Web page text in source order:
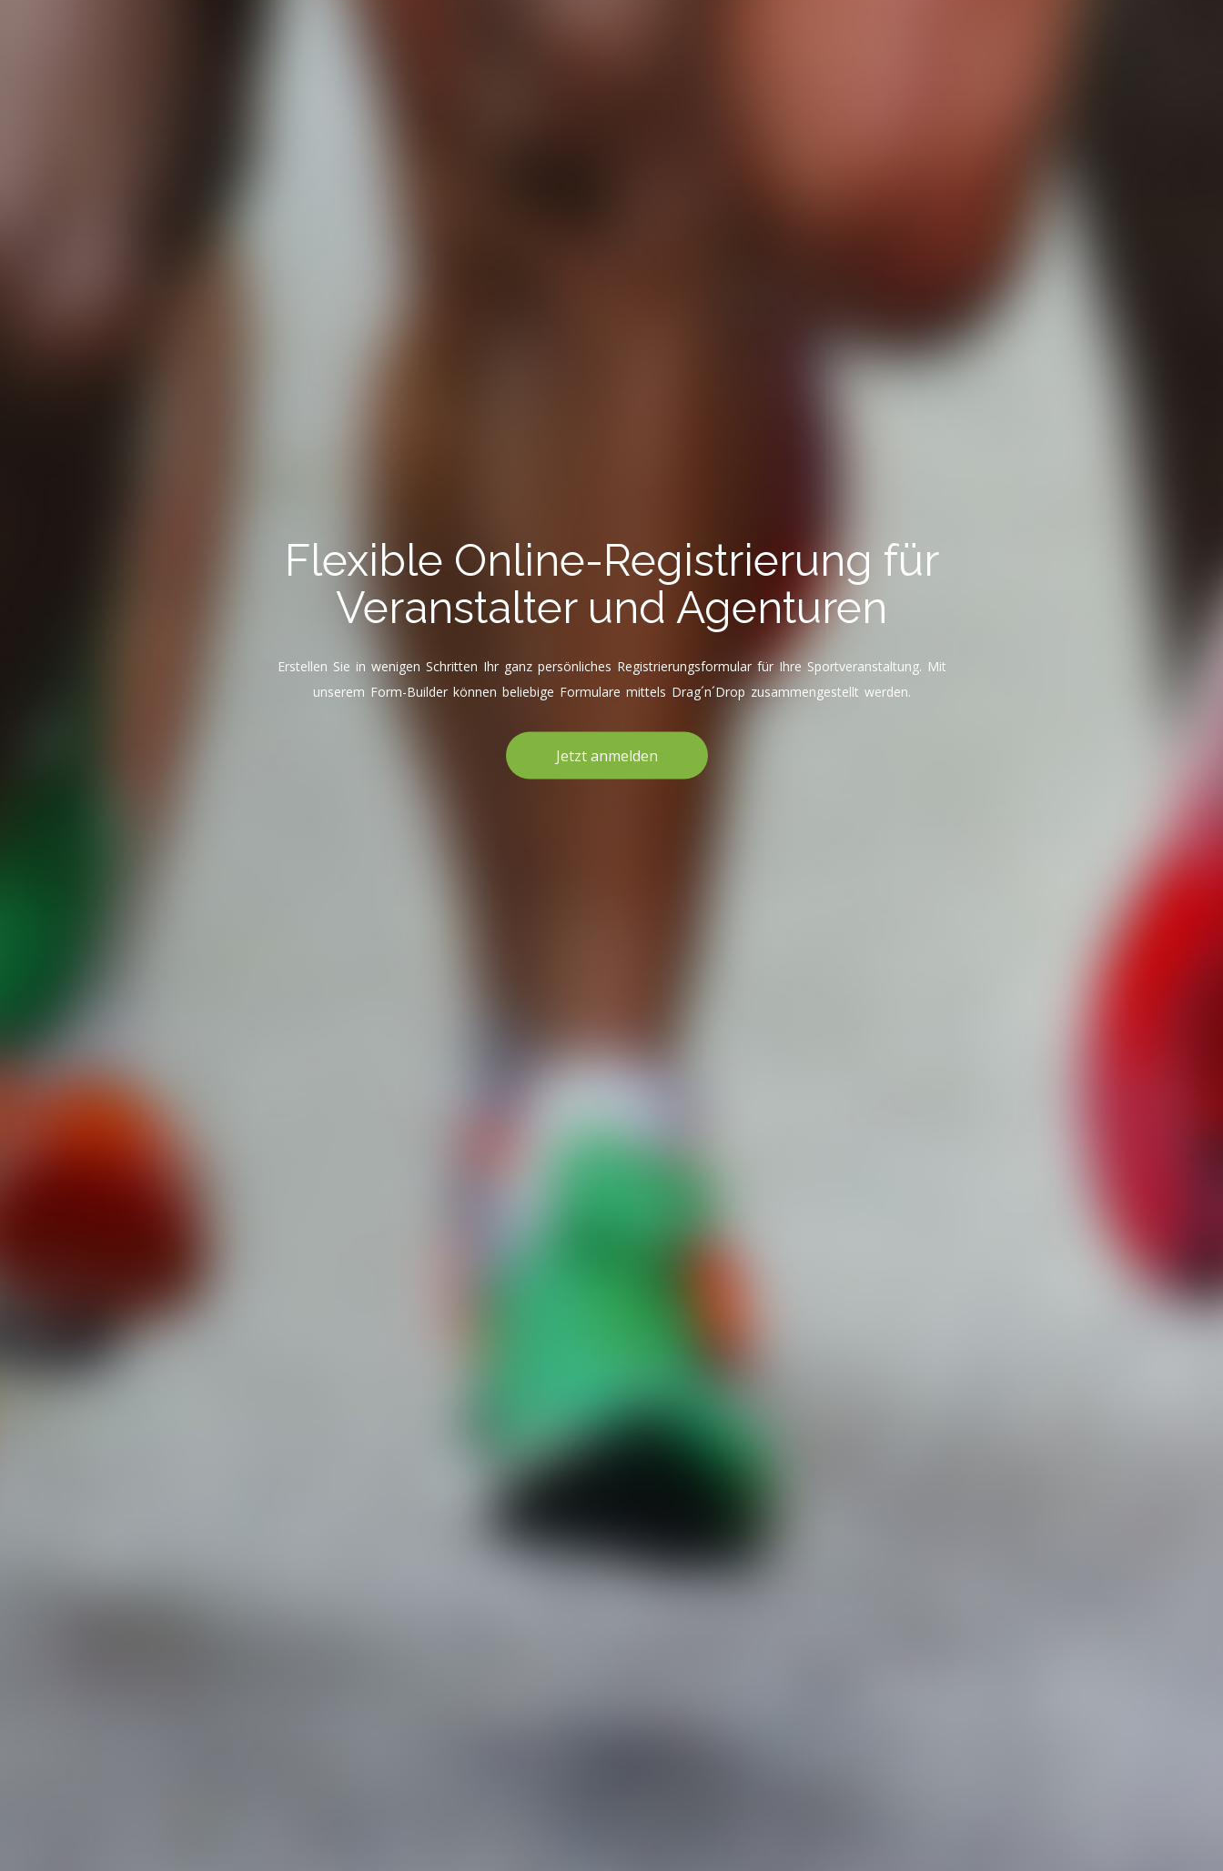
Flexible Online-Registrierung für
Veranstalter und Agenturen
Erstellen Sie in wenigen Schritten Ihr ganz persönliches Registrierungsformular für Ihre Sportveranstaltung. Mit
unserem Form-Builder können beliebige Formulare mittels Drag´n´Drop zusammengestellt werden.
Jetzt anmelden